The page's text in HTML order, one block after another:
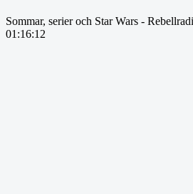
Sommar, serier och Star Wars -
01:16:12